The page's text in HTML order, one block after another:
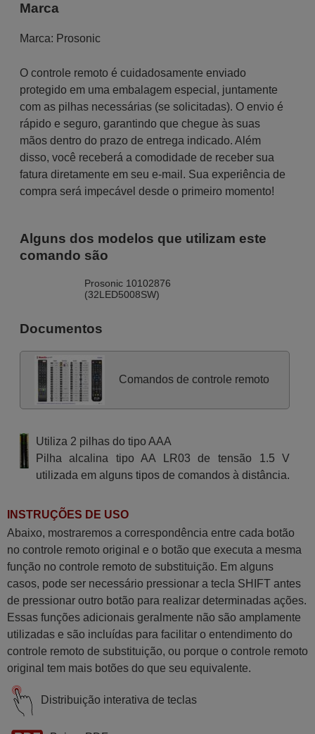
Marca
Marca: Prosonic
O controle remoto é cuidadosamente enviado
protegido em uma embalagem especial, juntamente
com as pilhas necessárias (se solicitadas). O envio é
rápido e seguro, garantindo que chegue às suas
mãos dentro do prazo de entrega indicado. Além
disso, você receberá a comodidade de receber sua
fatura diretamente em seu e-mail. Sua experiência de
compra será impecável desde o primeiro momento!
Alguns dos modelos que utilizam este
comando são
Prosonic 10102876
(32LED5008SW)
Documentos
Comandos de controle remoto
Utiliza 2 pilhas do tipo AAA
Pilha alcalina tipo AA LR03 de tensão 1.5 V
utilizada em alguns tipos de comandos à distância.
INSTRUÇÕES DE USO
Abaixo, mostraremos a correspondência entre cada botão
no controle remoto original e o botão que executa a mesma
função no controle remoto de substituição. Em alguns
casos, pode ser necessário pressionar a tecla SHIFT antes
de pressionar outro botão para realizar determinadas ações.
Essas funções adicionais geralmente não são amplamente
utilizadas e são incluídas para facilitar o entendimento do
controle remoto de substituição, ou porque o controle remoto
original tem mais botões do que seu equivalente.
Distribuição interativa de teclas